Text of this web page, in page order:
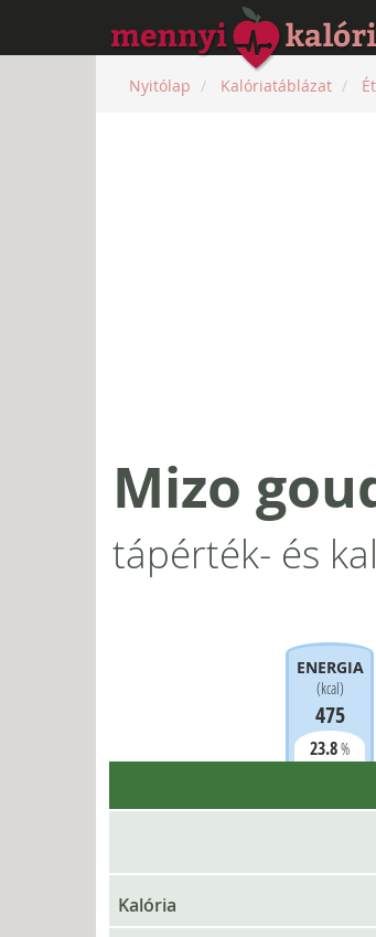
Nyitólap Kalóriatáblázat
Mizo
tápérték- és
ENERGIA
(kcal)
475
23.8%
Kalória